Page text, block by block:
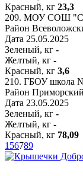
Красный, кг 23,3
209. МОУ СОШ
Район
Дата 25.05.2025
Зеленый, кг -
Желтый, кг -
Красный, кг 3,6
210. ГБОУ школа
Район Приморский
Дата 23.05.2025
Зеленый, кг -
Желтый, кг -
Красный, кг 78,09
1 56789